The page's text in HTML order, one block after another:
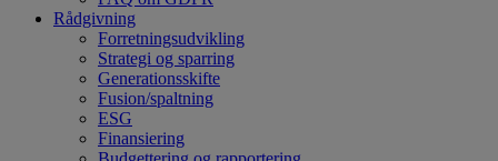
Rådgivning
Forretningsudvikling
Strategi og sparring
Generationsskifte
Fusion/spaltning
ESG
Finansiering